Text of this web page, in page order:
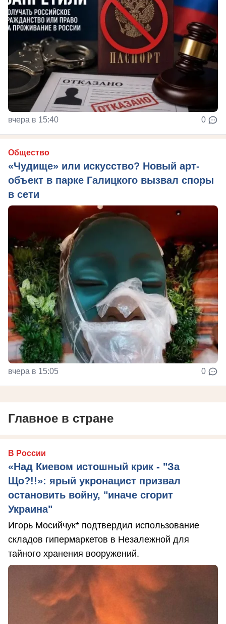
вчера в 15:40 0
Общество
«Чудище» или искусство? Новый арт-
объект в парке Галицкого вызвал споры
в сети
вчера в 15:05 0
Главное в стране
В России
«Над Киевом истошный крик - "За
Що?!!»: ярый укронацист призвал
остановить войну, "иначе сгорит
Украина"
Игорь Мосийчук* подтвердил использование
складов гипермаркетов в Незалежной для
тайного хранения вооружений.